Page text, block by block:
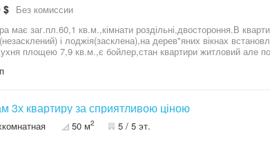
$ Без комиссии
має заг.пл.60,1 кв.м.,кімнати роздільні,двостороння.В
і лоджія(засклена),на дерев"яних вікнах
площею 7,9 кв.м.,є бойлер,стан квартири житловий але
3х квартиру за сприятливою ціною
50 м2 5 / 5 эт.